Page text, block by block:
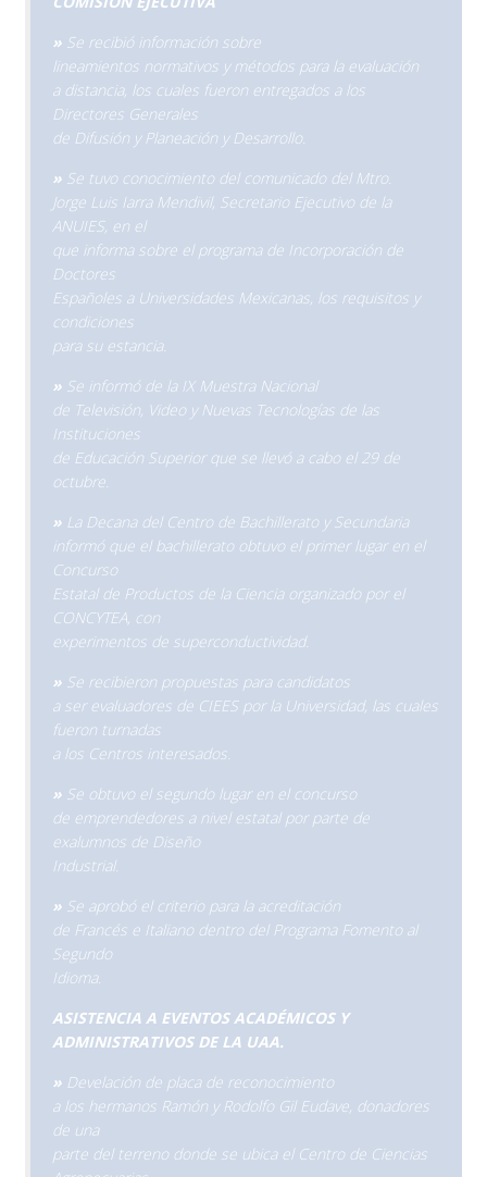
» Se recibió información sobre
lineamientos normativos y métodos para la evaluación
a distancia, los cuales fueron entregados a los
Directores Generales
de Difusión y Planeación y Desarrollo.
» Se tuvo conocimiento del comunicado del Mtro.
Jorge Luis Iarra Mendivil, Secretario Ejecutivo de la
ANUIES, en el
que informa sobre el programa de Incorporación de
Doctores
Españoles a Universidades Mexicanas, los requisitos y
condiciones
para su estancia.
» Se informó de la IX Muestra Nacional
de Televisión, Video y Nuevas Tecnologías de las
Instituciones
de Educación Superior que se llevó a cabo el 29 de
octubre.
» La Decana del Centro de Bachillerato y Secundaria
informó que el bachillerato obtuvo el primer lugar en el
Concurso
Estatal de Productos de la Ciencia organizado por el
CONCYTEA, con
experimentos de superconductividad.
» Se recibieron propuestas para candidatos
a ser evaluadores de CIEES por la Universidad, las cuales
fueron turnadas
a los Centros interesados.
» Se obtuvo el segundo lugar en el concurso
de emprendedores a nivel estatal por parte de
exalumnos de Diseño
Industrial.
» Se aprobó el criterio para la acreditación
de Francés e Italiano dentro del Programa Fomento al
Segundo
Idioma.
ASISTENCIA A EVENTOS ACADÉMICOS Y
ADMINISTRATIVOS DE LA UAA.
» Develación de placa de reconocimiento
a los hermanos Ramón y Rodolfo Gil Eudave, donadores
de una
parte del terreno donde se ubica el Centro de Ciencias